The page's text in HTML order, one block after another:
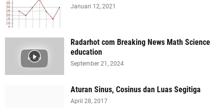
Januari 12, 2021
Radarhot com Breaking News Math Science
education
September 21, 2024
Aturan Sinus, Cosinus dan Luas Segitiga
April 28, 2017